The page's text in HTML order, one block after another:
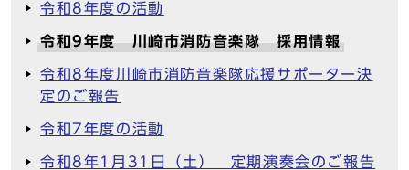
令和8年度の活動
令和9年度 川崎市消防音楽隊 採用情報
令和8年度川崎市消防音楽隊応援サポーター決
定のご報告
令和7年度の活動
令和8年1月31日（土） 定期演奏会のご報告